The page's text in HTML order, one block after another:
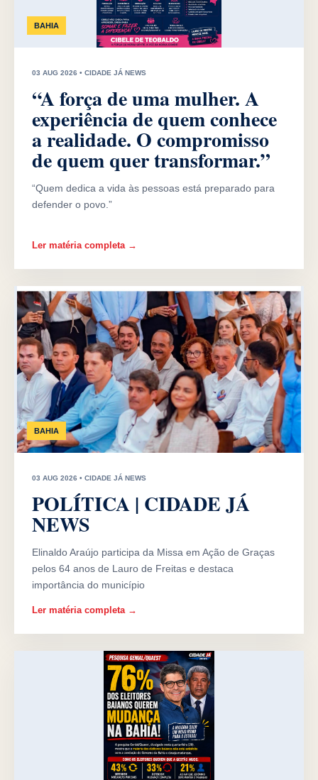
BAHIA
03 AUG 2026 • CIDADE JÁ NEWS
“A força de uma mulher. A
experiência de quem conhece
a realidade. O compromisso
de quem quer transformar.”
“Quem dedica a vida às pessoas está preparado para
defender o povo.”
Ler matéria completa →
BAHIA
03 AUG 2026 • CIDADE JÁ NEWS
POLÍTICA | CIDADE JÁ
NEWS
Elinaldo Araújo participa da Missa em Ação de Graças
pelos 64 anos de Lauro de Freitas e destaca
importância do município
Ler matéria completa →